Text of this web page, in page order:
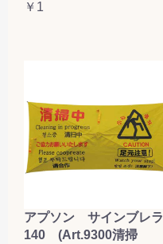
￥1
アプソン サインブレラ
140 (Art.9300清掃